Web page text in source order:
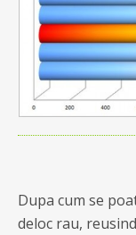
Dupa cum se
deloc rau,